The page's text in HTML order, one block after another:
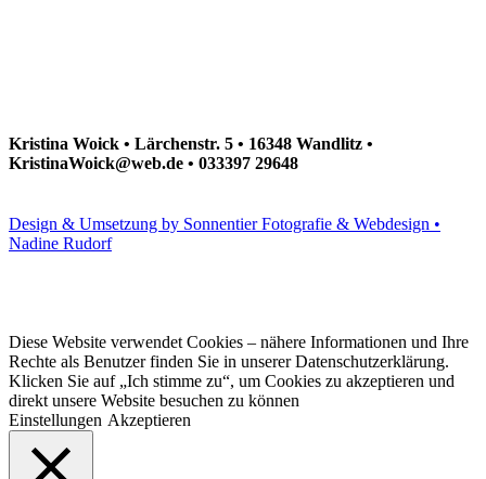
Kristina Woick • Lärchenstr. 5 • 16348 Wandlitz •
KristinaWoick@web.de • 033397 29648
Design & Umsetzung by Sonnentier Fotografie & Webdesign •
Nadine Rudorf
Diese Website verwendet Cookies – nähere Informationen und Ihre
Rechte als Benutzer finden Sie in unserer Datenschutzerklärung.
Klicken Sie auf „Ich stimme zu“, um Cookies zu akzeptieren und
direkt unsere Website besuchen zu können
Einstellungen Akzeptieren